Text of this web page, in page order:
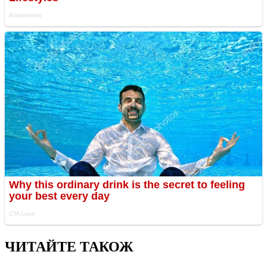
ЧИТАЙТЕ ТАКОЖ